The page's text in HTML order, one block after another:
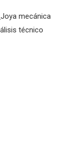
mecánica
técnico